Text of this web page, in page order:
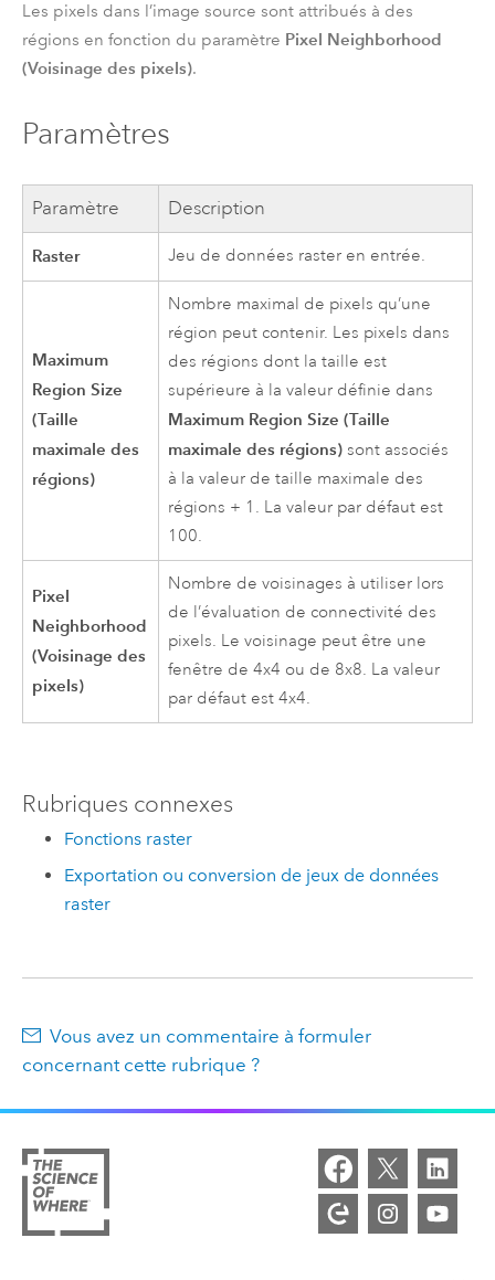
Les pixels dans l’image source sont attribués à des
régions en fonction du paramètre Pixel Neighborhood
(Voisinage des pixels).
Paramètres
Paramètre Description
Raster Jeu de données raster en entrée.
Maximum
Region Size
(Taille
maximale des
régions)
Nombre maximal de pixels qu’une
région peut contenir. Les pixels dans
des régions dont la taille est
supérieure à la valeur définie dans
Maximum Region Size (Taille
maximale des régions) sont associés
à la valeur de taille maximale des
régions + 1. La valeur par défaut est
100.
Pixel
Neighborhood
(Voisinage des
pixels)
Nombre de voisinages à utiliser lors
de l’évaluation de connectivité des
pixels. Le voisinage peut être une
fenêtre de 4x4 ou de 8x8. La valeur
par défaut est 4x4.
Rubriques connexes
Fonctions raster
Exportation ou conversion de jeux de données
raster
Vous avez un commentaire à formuler
concernant cette rubrique ?